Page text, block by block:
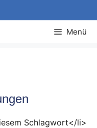
Menü
Schlagwort</li>